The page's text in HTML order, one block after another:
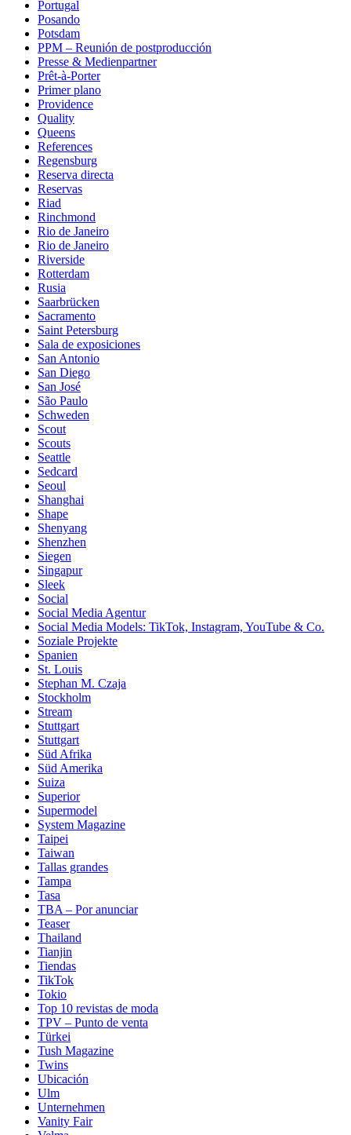
Portugal
Posando
Potsdam
PPM – Reunión de postproducción
Presse & Medienpartner
Prêt-à-Porter
Primer plano
Providence
Quality
Queens
References
Regensburg
Reserva directa
Reservas
Riad
Rinchmond
Rio de Janeiro
Rio de Janeiro
Riverside
Rotterdam
Rusia
Saarbrücken
Sacramento
Saint Petersburg
Sala de exposiciones
San Antonio
San Diego
San José
São Paulo
Schweden
Scout
Scouts
Seattle
Sedcard
Seoul
Shanghai
Shape
Shenyang
Shenzhen
Siegen
Singapur
Sleek
Social
Social Media Agentur
Social Media Models: TikTok, Instagram, YouTube & Co.
Soziale Projekte
Spanien
St. Louis
Stephan M. Czaja
Stockholm
Stream
Stuttgart
Stuttgart
Süd Afrika
Süd Amerika
Suiza
Superior
Supermodel
System Magazine
Taipei
Taiwan
Tallas grandes
Tampa
Tasa
TBA – Por anunciar
Teaser
Thailand
Tianjin
Tiendas
TikTok
Tokio
Top 10 revistas de moda
TPV – Punto de venta
Türkei
Tush Magazine
Twins
Ubicación
Ulm
Unternehmen
Vanity Fair